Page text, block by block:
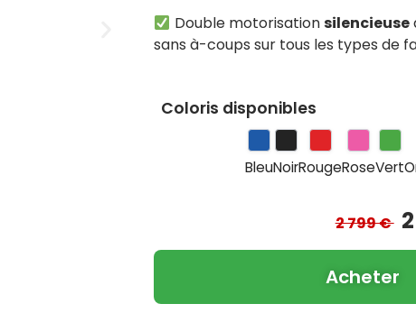
Double motorisationsilencieuse
sans à-coups sur tous les types de
Coloris disponibles
BleuNoirRougeRoseVert
2 799 €
Acheter